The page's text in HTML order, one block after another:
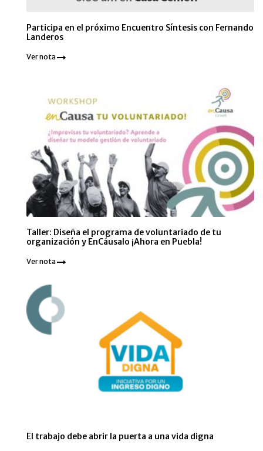
Participa en el próximo Encuentro Síntesis con Fernando
Landeros
Ver nota
Taller: Diseña el programa de voluntariado de tu
organización y EnCáusalo ¡Ahora en Puebla!
Ver nota
El trabajo debe abrir la puerta a una vida digna